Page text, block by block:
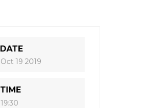
DATE
Oct 19 2019
TIME
19:30